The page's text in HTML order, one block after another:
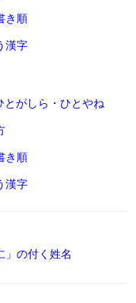
き順
漢字
とがしら・ひとやね
き順
漢字
」の付く姓名